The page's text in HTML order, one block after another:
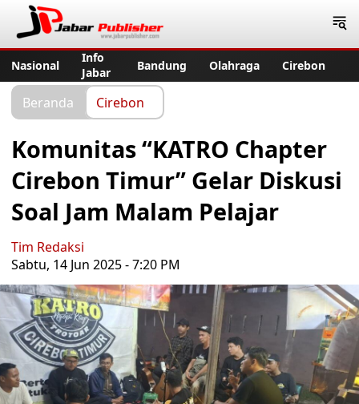
Nasional
Info
Jabar
Bandung Olahraga Cirebon
Beranda Cirebon
Komunitas “KATRO Chapter
Cirebon Timur” Gelar Diskusi
Soal Jam Malam Pelajar
Tim Redaksi
Sabtu, 14 Jun 2025 - 7:20 PM